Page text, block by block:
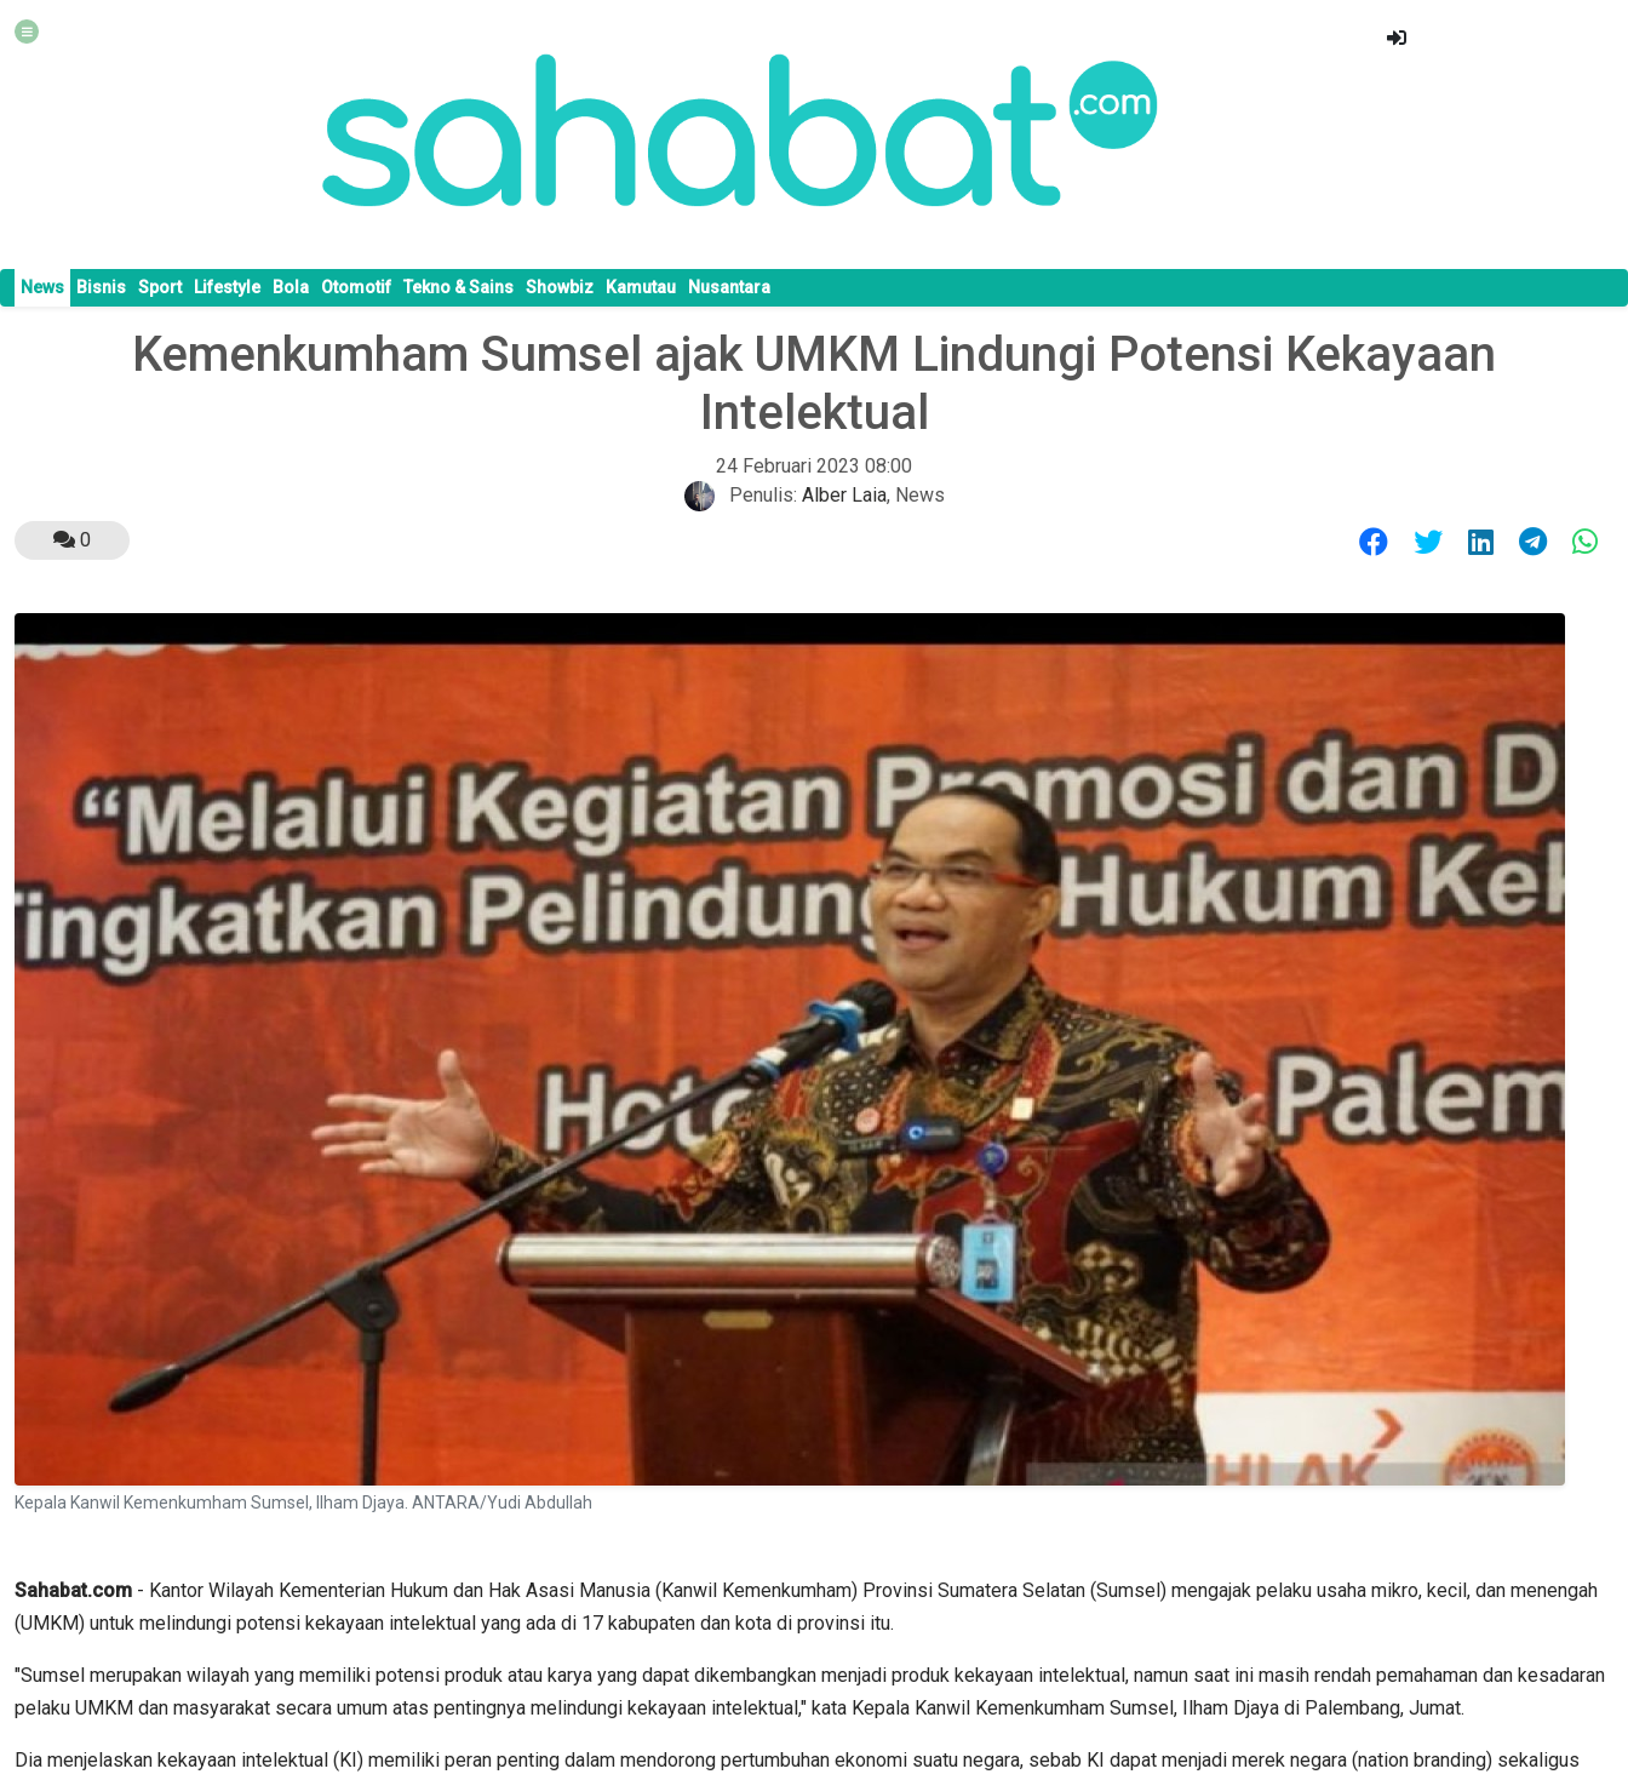
News Bisnis Sport Lifestyle Bola Otomotif Tekno & Sains Showbiz Kamutau Nusantara
Kemenkumham Sumsel ajak UMKM Lindungi Potensi Kekayaan
Intelektual
24 Februari 2023 08:00
Penulis: Alber Laia, News
0
Kepala Kanwil Kemenkumham Sumsel, Ilham Djaya. ANTARA/Yudi Abdullah
Sahabat.com - Kantor Wilayah Kementerian Hukum dan Hak Asasi Manusia (Kanwil Kemenkumham) Provinsi Sumatera Selatan (Sumsel) mengajak pelaku usaha mikro, kecil, dan menengah
(UMKM) untuk melindungi potensi kekayaan intelektual yang ada di 17 kabupaten dan kota di provinsi itu.
"Sumsel merupakan wilayah yang memiliki potensi produk atau karya yang dapat dikembangkan menjadi produk kekayaan intelektual, namun saat ini masih rendah pemahaman dan kesadaran
pelaku UMKM dan masyarakat secara umum atas pentingnya melindungi kekayaan intelektual," kata Kepala Kanwil Kemenkumham Sumsel, Ilham Djaya di Palembang, Jumat.
Dia menjelaskan kekayaan intelektual (KI) memiliki peran penting dalam mendorong pertumbuhan ekonomi suatu negara, sebab KI dapat menjadi merek negara (nation branding) sekaligus